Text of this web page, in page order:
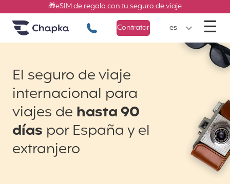
Ir directamente al contenido
Chapka Seguros de viaje
🎁eSIM de regalo con tu seguro de viaje
+34 900 805 947
Contratar es ☰
El seguro de viaje
internacional para
viajes de hasta 90
días por España y el
extranjero